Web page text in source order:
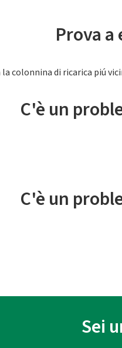
Prova
colonnina di ricarica piú
C'è un
C'è un
Sei